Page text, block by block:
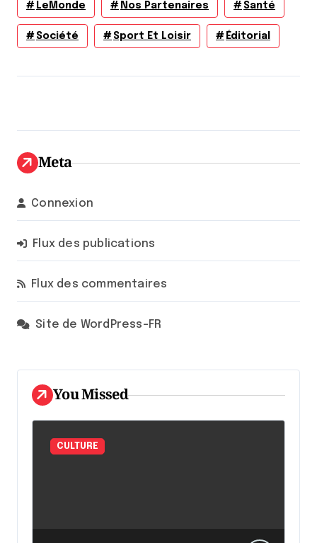
LeMonde Nos Partenaires Santé
Société Sport Et Loisir Éditorial
Meta
Connexion
Flux des publications
Flux des commentaires
Site de WordPress-FR
You Missed
CULTURE